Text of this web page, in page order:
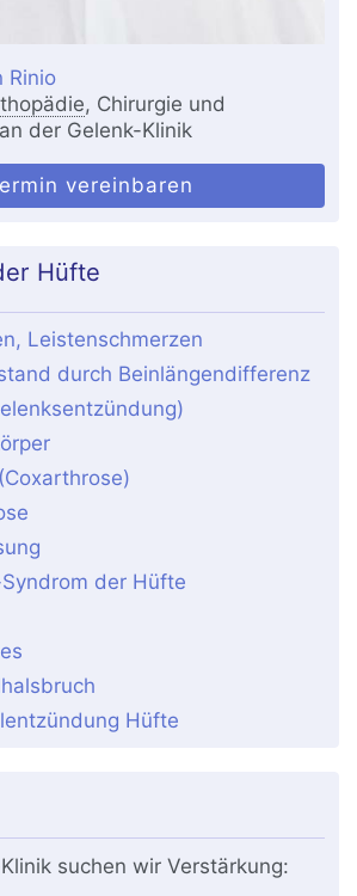
Rinio
, Chirurgie und
der Gelenk-Klinik
vereinbaren
Hüfte
Leistenschmerzen
durch Beinlängendifferenz
der Hüfte
Hüfte
suchen wir Verstärkung: